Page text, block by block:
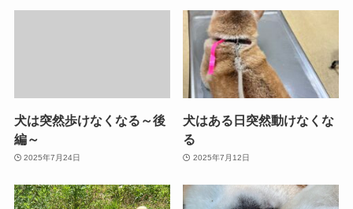
犬は突然歩けなくなる～後
編～
2025年7月24日
犬はある日突然動けなくな
る
2025年7月12日